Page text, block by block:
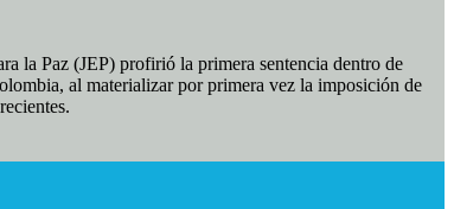
la Paz (JEP) profirió la primera sentencia dentro de
al materializar por primera vez la imposición de